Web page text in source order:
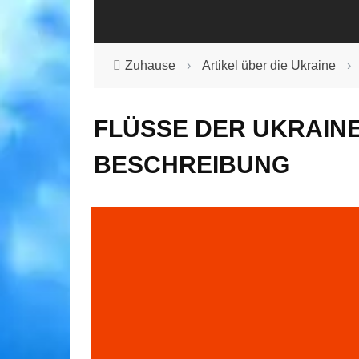
Zuhause › Artikel über die Ukraine ›
FLÜSSE DER
BESCHREIBUNG